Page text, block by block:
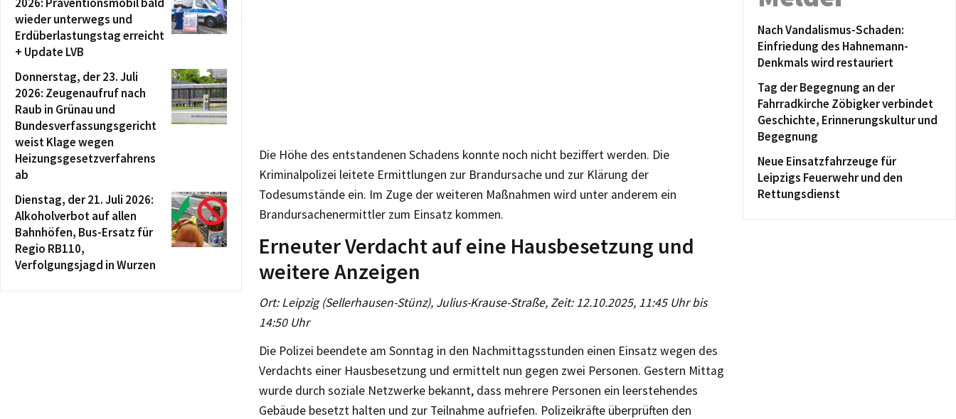
Die Höhe des entstandenen Schadens konnte noch nicht beziffert werden. Die
Kriminalpolizei leitete Ermittlungen zur Brandursache und zur Klärung der
Todesumstände ein. Im Zuge der weiteren Maßnahmen wird unter anderem ein
Brandursachenermittler zum Einsatz kommen.
Erneuter Verdacht auf eine Hausbesetzung und
weitere Anzeigen
Ort: Leipzig (Sellerhausen-Stünz), Julius-Krause-Straße, Zeit: 12.10.2025, 11:45 Uhr bis
14:50 Uhr
Die Polizei beendete am Sonntag in den Nachmittagsstunden einen Einsatz wegen des
Verdachts einer Hausbesetzung und ermittelt nun gegen zwei Personen. Gestern Mittag
wurde durch soziale Netzwerke bekannt, dass mehrere Personen ein leerstehendes
Gebäude besetzt halten und zur Teilnahme aufriefen. Polizeikräfte überprüften den
wieder unterwegs und
Erdüberlastungstag erreicht
+ Update LVB
Donnerstag, der 23. Juli
2026: Zeugenaufruf nach
Raub in Grünau und
Bundesverfassungsgericht
weist Klage wegen
Heizungsgesetzverfahrens
ab
Dienstag, der 21. Juli 2026:
Alkoholverbot auf allen
Bahnhöfen, Bus-Ersatz für
Regio RB110,
Verfolgungsjagd in Wurzen
Nach Vandalismus-Schaden:
Einfriedung des Hahnemann-
Denkmals wird restauriert
Tag der Begegnung an der
Fahrradkirche Zöbigker verbindet
Geschichte, Erinnerungskultur und
Begegnung
Neue Einsatzfahrzeuge für
Leipzigs Feuerwehr und den
Rettungsdienst